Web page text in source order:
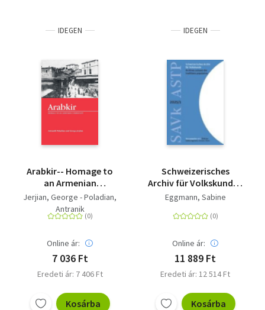
IDEGEN
Arabkir-- Homage to
an Armenian
Community
Jerjian, George - Poladian,
Antranik
Online ár:
7 036 Ft
Eredeti ár: 7 406 Ft
Kosárba
IDEGEN
Schweizerisches
Archiv für Volkskunde -
Archives suisses des
2025/1
Eggmann, Sabine
Online ár:
11 889 Ft
Eredeti ár: 12 514 Ft
Kosárba